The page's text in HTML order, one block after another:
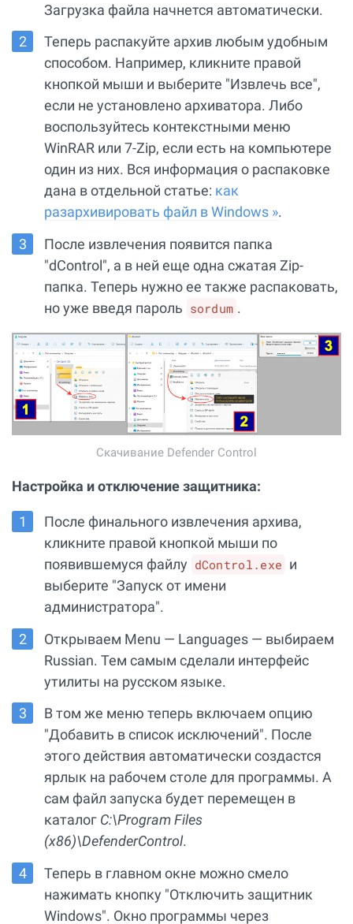
Загрузка файла начнется автоматически.
Теперь распакуйте архив любым удобным
способом. Например, кликните правой
кнопкой мыши и выберите "Извлечь все",
если не установлено архиватора. Либо
воспользуйтесь контекстными меню
WinRAR или 7-Zip, если есть на компьютере
один из них. Вся информация о распаковке
дана в отдельной статье: как
разархивировать файл в Windows ».
После извлечения появится папка
"dControl", а в ней еще одна сжатая Zip-
папка. Теперь нужно ее также распаковать,
но уже введя пароль sordum .
Скачивание Defender Control
Настройка и отключение защитника:
После финального извлечения архива,
кликните правой кнопкой мыши по
появившемуся файлу dControl.exe и
выберите "Запуск от имени
администратора".
Открываем Menu — Languages — выбираем
Russian. Тем самым сделали интерфейс
утилиты на русском языке.
В том же меню теперь включаем опцию
"Добавить в список исключений". После
этого действия автоматически создастся
ярлык на рабочем столе для программы. А
сам файл запуска будет перемещен в
каталог С:\Program Files
(x86)\DefenderControl.
Теперь в главном окне можно смело
нажимать кнопку "Отключить защитник
Windows". Окно программы через